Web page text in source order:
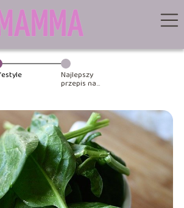
Najlepszy
przepis na